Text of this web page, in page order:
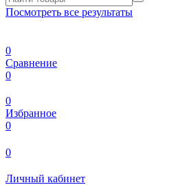
Посмотреть все результаты
0
Сравнение
0
0
Избранное
0
0
Личный кабинет